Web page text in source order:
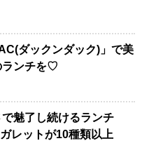
ダックンダック)」で美
ランチを♡
魅了し続けるランチ
レットが10種類以上